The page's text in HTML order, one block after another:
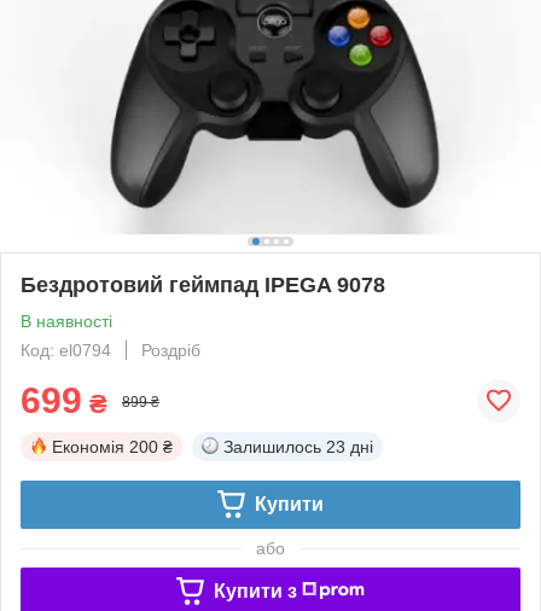
Бездротовий геймпад IPEGA 9078
В наявності
Код: el0794
Роздріб
699 ₴ 899 ₴
Економія 200 ₴ Залишилось 23 дні
Купити
або
Купити з